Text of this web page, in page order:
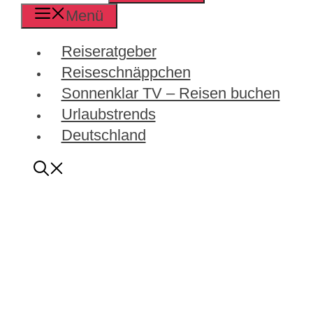
Menü
Reiseratgeber
Reiseschnäppchen
Sonnenklar TV – Reisen buchen
Urlaubstrends
Deutschland